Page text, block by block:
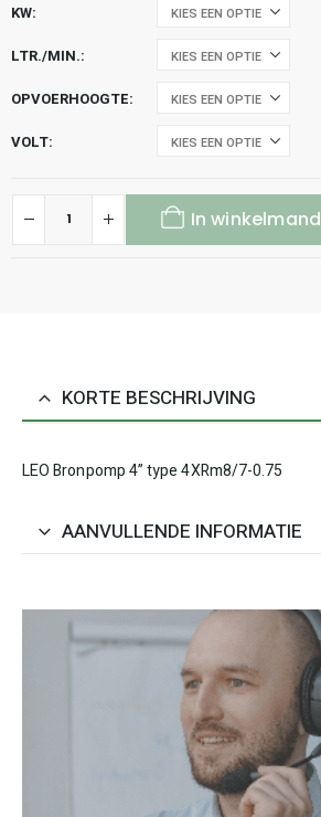
KW
LTR./MIN.
OPVOERHOOGTE
VOLT
In winkelmand
KORTE BESCHRIJVING
LEO Bronpomp 4” type 4XRm8/7-0.75
AANVULLENDE INFORMATIE